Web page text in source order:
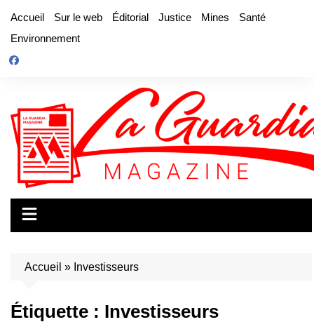
contenu
Accueil Sur le web Éditorial Justice Mines
Santé
Environnement
Accueil » Investisseurs
Étiquette : Investisseurs